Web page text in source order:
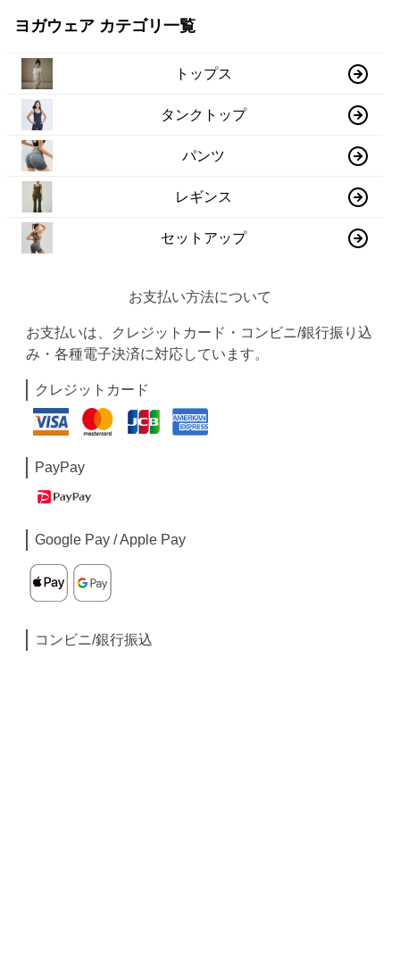
ヨガウェア カテゴリ一覧
トップス
タンクトップ
パンツ
レギンス
セットアップ
お支払い方法について
お支払いは、クレジットカード・コンビニ/銀行振り込
み・各種電子決済に対応しています。
クレジットカード
PayPay
Google Pay / Apple Pay
コンビニ/銀行振込